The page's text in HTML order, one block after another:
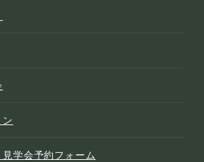
学会予約フォーム